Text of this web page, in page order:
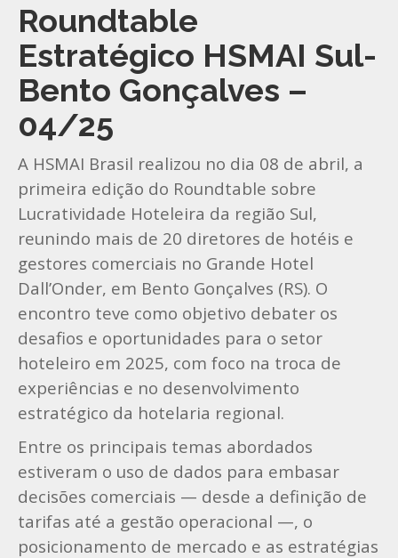
Roundtable
Estratégico HSMAI Sul-
Bento Gonçalves –
04/25
A HSMAI Brasil realizou no dia 08 de abril, a
primeira edição do Roundtable sobre
Lucratividade Hoteleira da região Sul,
reunindo mais de 20 diretores de hotéis e
gestores comerciais no Grande Hotel
Dall’Onder, em Bento Gonçalves (RS). O
encontro teve como objetivo debater os
desafios e oportunidades para o setor
hoteleiro em 2025, com foco na troca de
experiências e no desenvolvimento
estratégico da hotelaria regional.
Entre os principais temas abordados
estiveram o uso de dados para embasar
decisões comerciais — desde a definição de
tarifas até a gestão operacional —, o
posicionamento de mercado e as estratégias